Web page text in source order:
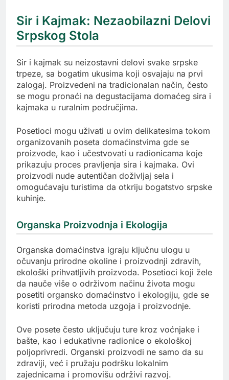
Sir i Kajmak: Nezaobilazni Delovi
Srpskog Stola
Sir i kajmak su neizostavni delovi svake srpske
trpeze, sa bogatim ukusima koji osvajaju na prvi
zalogaj. Proizvedeni na tradicionalan način, često
se mogu pronaći na degustacijama domaćeg sira i
kajmaka u ruralnim područjima.
Posetioci mogu uživati u ovim delikatesima tokom
organizovanih poseta domaćinstvima gde se
proizvode, kao i učestvovati u radionicama koje
prikazuju proces pravljenja sira i kajmaka. Ovi
proizvodi nude autentičan doživljaj sela i
omogućavaju turistima da otkriju bogatstvo srpske
kuhinje.
Organska Proizvodnja i Ekologija
Organska domaćinstva igraju ključnu ulogu u
očuvanju prirodne okoline i proizvodnji zdravih,
ekološki prihvatljivih proizvoda. Posetioci koji žele
da nauče više o održivom načinu života mogu
posetiti organsko domaćinstvo i ekologiju, gde se
koristi prirodna metoda uzgoja i proizvodnje.
Ove posete često uključuju ture kroz voćnjake i
bašte, kao i edukativne radionice o ekološkoj
poljoprivredi. Organski proizvodi ne samo da su
zdraviji, već i pružaju podršku lokalnim
zajednicama i promovišu održivi razvoj.